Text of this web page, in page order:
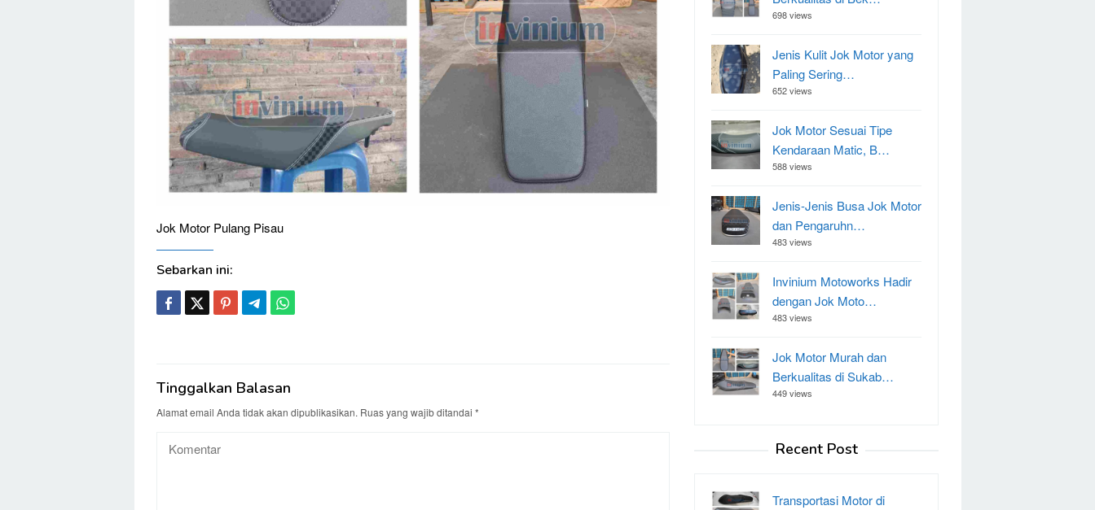
Jok Motor Pulang Pisau
Sebarkan ini:
Tinggalkan Balasan
Alamat email Anda tidak akan dipublikasikan. Ruas yang wajib ditandai *
698 views
Jenis Kulit Jok Motor yang
Paling Sering…
652 views
Jok Motor Sesuai Tipe
Kendaraan Matic, B…
588 views
Jenis-Jenis Busa Jok Motor
dan Pengaruhn…
483 views
Invinium Motoworks Hadir
dengan Jok Moto…
483 views
Jok Motor Murah dan
Berkualitas di Sukab…
449 views
Recent Post
Transportasi Motor di